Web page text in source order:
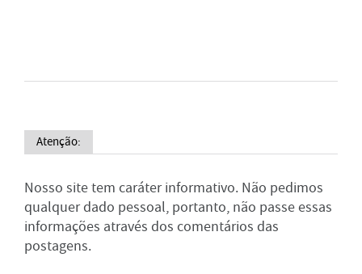
Atenção:
Nosso site tem caráter informativo. Não pedimos
qualquer dado pessoal, portanto, não passe essas
informações através dos comentários das
postagens.